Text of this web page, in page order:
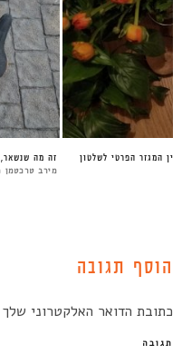
זה מה שנשאר, אופניים #
מירב טרכטמן
המגזר הפרטי לשלטון
הוסף תגובה
כתובת הדואר האלקטרוני
תגובה